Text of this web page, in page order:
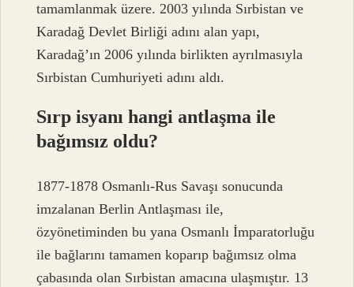
tamamlanmak üzere. 2003 yılında Sırbistan ve
Karadağ Devlet Birliği adını alan yapı,
Karadağ’ın 2006 yılında birlikten ayrılmasıyla
Sırbistan Cumhuriyeti adını aldı.
Sırp isyanı hangi antlaşma ile
bağımsız oldu?
1877-1878 Osmanlı-Rus Savaşı sonucunda
imzalanan Berlin Antlaşması ile,
özyönetiminden bu yana Osmanlı İmparatorluğu
ile bağlarını tamamen koparıp bağımsız olma
çabasında olan Sırbistan amacına ulaşmıştır. 13